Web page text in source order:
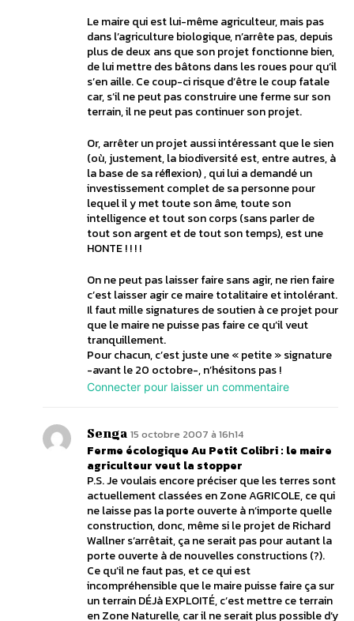
Le maire qui est lui-même agriculteur, mais pas
dans l’agriculture biologique, n’arrête pas, depuis
plus de deux ans que son projet fonctionne bien,
de lui mettre des bâtons dans les roues pour qu’il
s’en aille. Ce coup-ci risque d’être le coup fatale
car, s’il ne peut pas construire une ferme sur son
terrain, il ne peut pas continuer son projet.
Or, arrêter un projet aussi intéressant que le sien
(où, justement, la biodiversité est, entre autres, à
la base de sa réflexion) , qui lui a demandé un
investissement complet de sa personne pour
lequel il y met toute son âme, toute son
intelligence et tout son corps (sans parler de
tout son argent et de tout son temps), est une
HONTE ! ! ! !
On ne peut pas laisser faire sans agir, ne rien faire
c’est laisser agir ce maire totalitaire et intolérant.
Il faut mille signatures de soutien à ce projet pour
que le maire ne puisse pas faire ce qu’il veut
tranquillement.
Pour chacun, c’est juste une « petite » signature
-avant le 20 octobre-, n’hésitons pas !
Connecter pour laisser un commentaire
Senga 15 octobre 2007 à 16h14
Ferme écologique Au Petit Colibri : le maire
agriculteur veut la stopper
P.S. Je voulais encore préciser que les terres sont
actuellement classées en Zone AGRICOLE, ce qui
ne laisse pas la porte ouverte à n’importe quelle
construction, donc, même si le projet de Richard
Wallner s’arrêtait, ça ne serait pas pour autant la
porte ouverte à de nouvelles constructions (?).
Ce qu’il ne faut pas, et ce qui est
incompréhensible que le maire puisse faire ça sur
un terrain DÉJà EXPLOITÉ, c’est mettre ce terrain
en Zone Naturelle, car il ne serait plus possible d’y